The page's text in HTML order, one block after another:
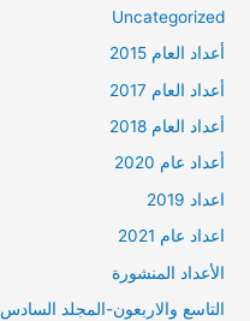
Uncategorized
أعداد العام 2015
أعداد العام 2017
أعداد العام 2018
أعداد عام 2020
اعداد 2019
اعداد عام 2021
الأعداد المنشورة
التاسع والاربعون-المجلد السادس